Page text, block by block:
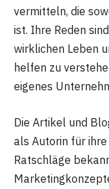
vermitteln, die
ist. Ihre Reden
wirklichen Leben
helfen zu
eigenes
Die Artikel und
als Autorin für
Ratschläge